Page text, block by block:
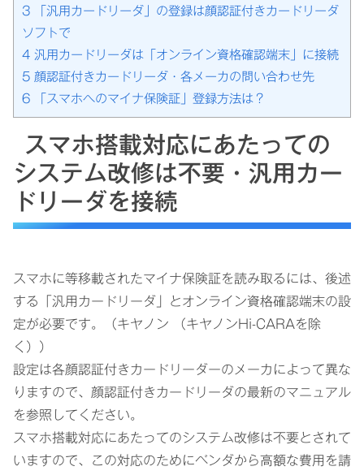
3 「汎用カードリーダ」の登録は顔認証付きカードリーダ
ソフトで
4 汎用カードリーダは「オンライン資格確認端末」に接続
5 顔認証付きカードリーダ・各メーカの問い合わせ先
6 「スマホへのマイナ保険証」登録方法は？
スマホ搭載対応にあたっての
システム改修は不要・汎用カー
ドリーダを接続
スマホに等移載されたマイナ保険証を読み取るには、後述
する「汎用カードリーダ」とオンライン資格確認端末の設
定が必要です。（キヤノン （キヤノンHi-CARAを除
く））
設定は各顔認証付きカードリーダーのメーカによって異な
りますので、顔認証付きカードリーダの最新のマニュアル
を参照してください。
スマホ搭載対応にあたってのシステム改修は不要とされて
いますので、この対応のためにベンダから高額な費用を請